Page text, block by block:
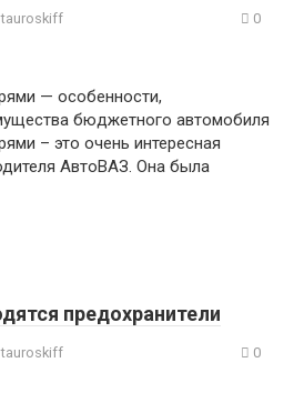
tauroskiff 0
— особенности,
бюджетного автомобиля
– это очень интересная
АвтоВАЗ. Она была
предохранители
tauroskiff 0